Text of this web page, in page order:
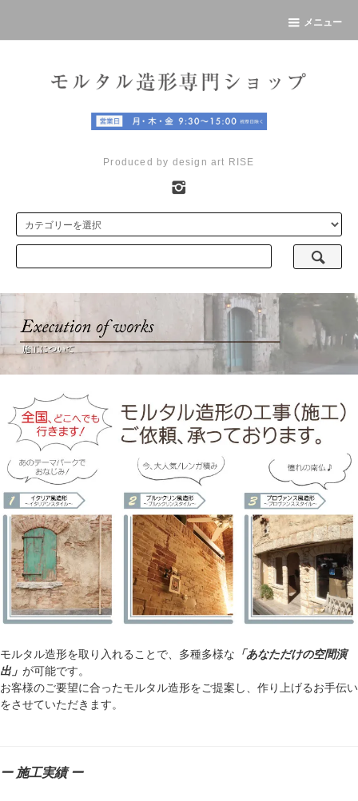
メニュー
Produced by design art RISE
モルタル造形を取り入れることで、多種多様な 「あなただけの空間演
出」 が可能です。
お客様のご要望に合ったモルタル造形をご提案し、作り上げるお手伝い
をさせていただきます。
ー 施工実績 ー